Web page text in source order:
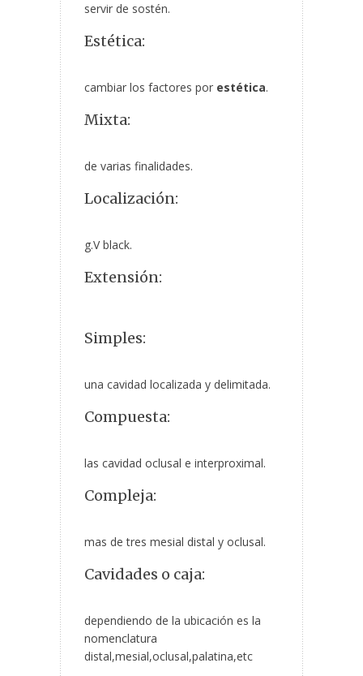
servir de sostén.
Estética:
cambiar los factores por estética.
Mixta:
de varias finalidades.
Localización:
g.V black.
Extensión:
Simples:
una cavidad localizada y delimitada.
Compuesta:
las cavidad oclusal e interproximal.
Compleja:
mas de tres mesial distal y oclusal.
Cavidades o caja:
dependiendo de la ubicación es la
nomenclatura
distal,mesial,oclusal,palatina,etc